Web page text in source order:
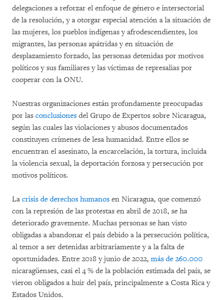
delegaciones a reforzar el enfoque de género e intersectorial
de la resolución, y a otorgar especial atención a la situación de
las mujeres, los pueblos indígenas y afrodescendientes, los
migrantes, las personas apátridas y en situación de
desplazamiento forzado, las personas detenidas por motivos
políticos y sus familiares y las víctimas de represalias por
cooperar con la ONU.
Nuestras organizaciones están profundamente preocupadas
por las conclusiones del Grupo de Expertos sobre Nicaragua,
según las cuales las violaciones y abusos documentados
constituyen crímenes de lesa humanidad. Entre ellos se
encuentran el asesinato, la encarcelación, la tortura, incluida
la violencia sexual, la deportación forzosa y persecución por
motivos políticos.
La crisis de derechos humanos en Nicaragua, que comenzó
con la represión de las protestas en abril de 2018, se ha
deteriorado gravemente. Muchas personas se han visto
obligadas a abandonar el país debido a la persecución política,
al temor a ser detenidas arbitrariamente y a la falta de
oportunidades. Entre 2018 y junio de 2022, más de 260.000
nicaragüenses, casi el 4 % de la población estimada del país, se
vieron obligados a huir del país, principalmente a Costa Rica y
Estados Unidos.